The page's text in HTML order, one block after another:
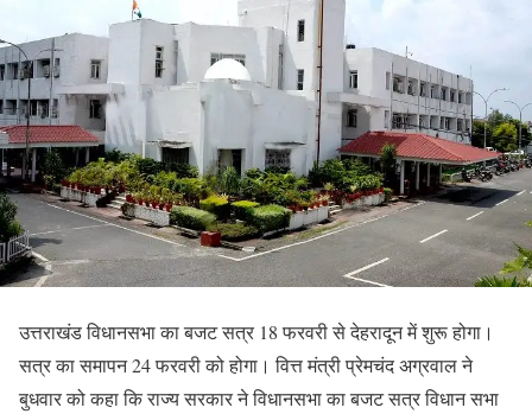
उत्तराखंड विधानसभा का बजट सत्र 18 फरवरी से देहरादून में शुरू होगा।
सत्र का समापन 24 फरवरी को होगा। वित्त मंत्री प्रेमचंद अग्रवाल ने
बुधवार को कहा कि राज्य सरकार ने विधानसभा का बजट सत्र विधान सभा